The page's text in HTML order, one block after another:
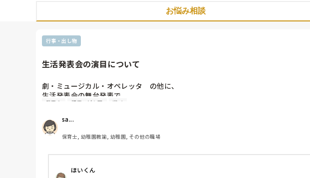
お悩み相談
行事・出し物
生活発表会の演目について
劇・ミュージカル・オペレッタ　の他に、
生活発表会の舞台発表で
1クラス25名程度での発表となります。
発表会 認定こども園 遊び
sa...
保育士, 幼稚園教諭, 幼稚園, その他の職場
ほいくん